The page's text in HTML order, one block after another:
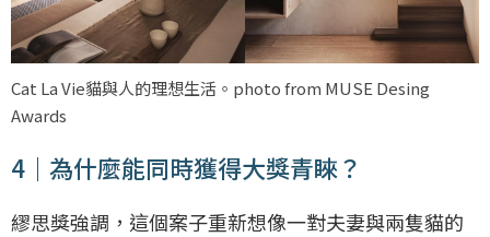
Cat La Vie貓與人的理想生活。photo from MUSE Desing
Awards
4｜為什麼能同時獲得大獎青睞？
繆思獎強調，這個案子重新想像一對夫妻與兩隻貓的